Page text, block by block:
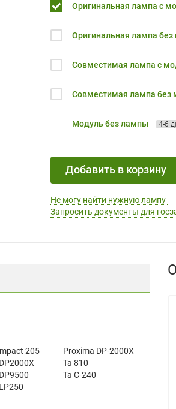
Оригинальная лампа с
Оригинальная лампа без
Совместимая лампа с
Совместимая лампа без
Модуль без лампы 4-6
Добавить в корзину
Не могу найти нужную лампу
Запросить документы для
205
Proxima DP-2000X
Ta 810
Ta C-240